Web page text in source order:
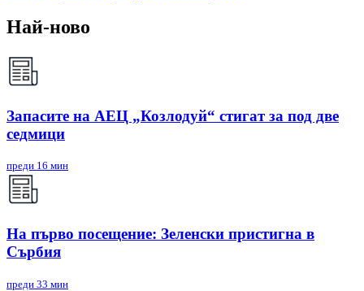
Най-ново
Запасите на АЕЦ „Козлодуй“ стигат за под две
седмици
преди 16 мин
На първо посещение: Зеленски пристигна в
Сърбия
преди 33 мин